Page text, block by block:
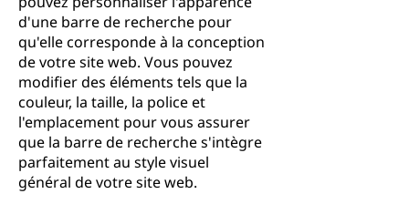
d'une barre de recherche pour
qu'elle corresponde à la conception
de votre site web. Vous pouvez
modifier des éléments tels que la
couleur, la taille, la police et
l'emplacement pour vous assurer
que la barre de recherche s'intègre
parfaitement au style visuel
général de votre site web.